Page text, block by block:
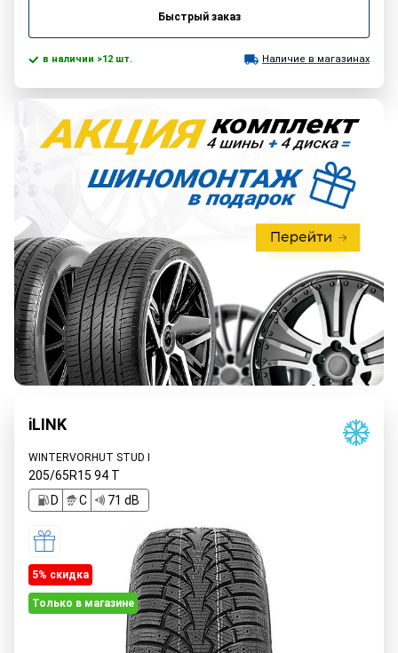
Быстрый заказ
в наличии >12 шт. Наличие в магазинах
iLINK
WINTERVORHUT STUD I
205/65R15 94 T
D
C 71 dB
5% cкидка
Только в магазине